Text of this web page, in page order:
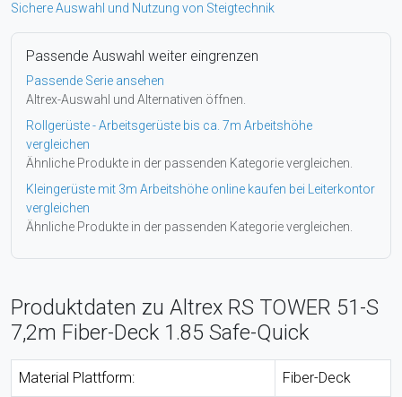
Sichere Auswahl und Nutzung von Steigtechnik
Passende Auswahl weiter eingrenzen
Passende Serie ansehen
Altrex-Auswahl und Alternativen öffnen.
Rollgerüste - Arbeitsgerüste bis ca. 7m Arbeitshöhe
vergleichen
Ähnliche Produkte in der passenden Kategorie vergleichen.
Kleingerüste mit 3m Arbeitshöhe online kaufen bei Leiterkontor
vergleichen
Ähnliche Produkte in der passenden Kategorie vergleichen.
Produktdaten zu Altrex RS TOWER 51-S
7,2m Fiber-Deck 1.85 Safe-Quick
Material Plattform: Fiber-Deck